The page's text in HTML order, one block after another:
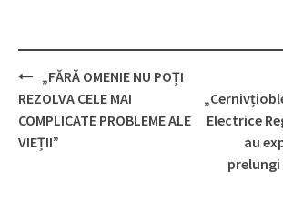
Post
navigation
„FĂRĂ OMENIE NU POȚI
REZOLVA CELE MAI
COMPLICATE PROBLEME ALE
VIEȚII”
Electrice
au